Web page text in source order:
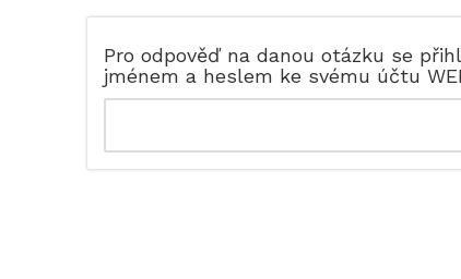
Pro odpověď na danou otázku se
jménem a heslem ke svému účtu